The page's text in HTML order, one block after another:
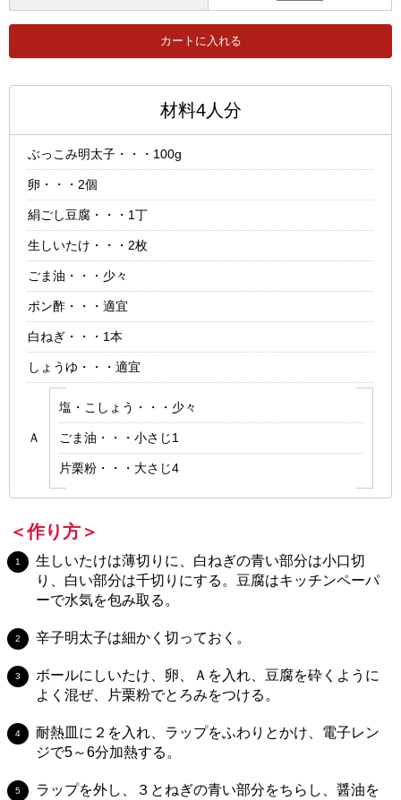
材料4人分
ぶっこみ明太子・・・100g
卵・・・2個
絹ごし豆腐・・・1丁
生しいたけ・・・2枚
ごま油・・・少々
ポン酢・・・適宜
白ねぎ・・・1本
しょうゆ・・・適宜
Ａ
塩・こしょう・・・少々
ごま油・・・小さじ1
片栗粉・・・大さじ4
＜作り方＞
生しいたけは薄切りに、白ねぎの青い部分は小口切
り、白い部分は千切りにする。豆腐はキッチンペーパ
ーで水気を包み取る。
辛子明太子は細かく切っておく。
ボールにしいたけ、卵、Ａを入れ、豆腐を砕くように
よく混ぜ、片栗粉でとろみをつける。
耐熱皿に２を入れ、ラップをふわりとかけ、電子レン
ジで5～6分加熱する。
ラップを外し、３とねぎの青い部分をちらし、醤油を